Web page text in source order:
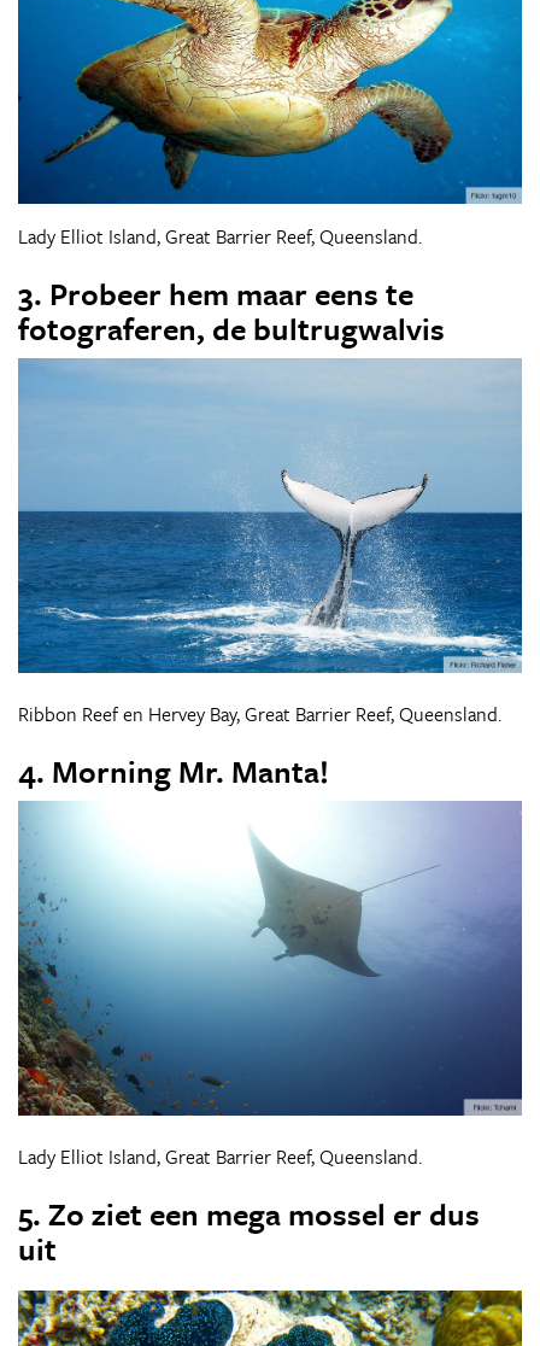
Lady Elliot Island, Great Barrier Reef, Queensland.
3. Probeer hem maar eens te
fotograferen, de bultrugwalvis
Ribbon Reef en Hervey Bay, Great Barrier Reef, Queensland.
4. Morning Mr. Manta!
Lady Elliot Island, Great Barrier Reef, Queensland.
5. Zo ziet een mega mossel er dus
uit